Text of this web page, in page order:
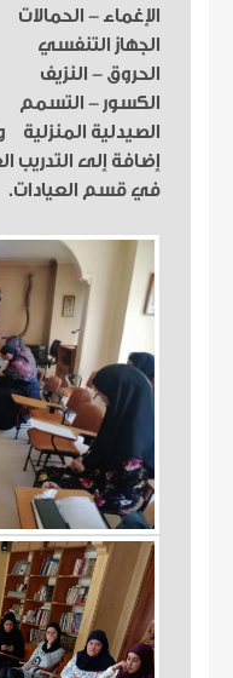
الإغماء - الحمالات
الجهاز التنفسي
الحروق - النزيف
الكسور - التسمم
الصيدلية المنزلية
إضافة إلى التدريب
في قسم العيادات.